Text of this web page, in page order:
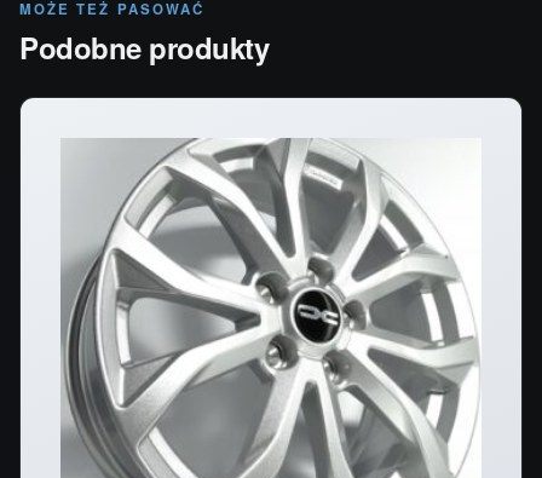
MOŻE TEŻ PASOWAĆ
Podobne produkty